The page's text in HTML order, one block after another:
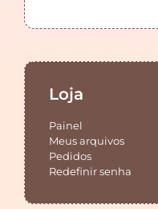
Loja
Painel
Meus arquivos
Pedidos
Redefinir senha